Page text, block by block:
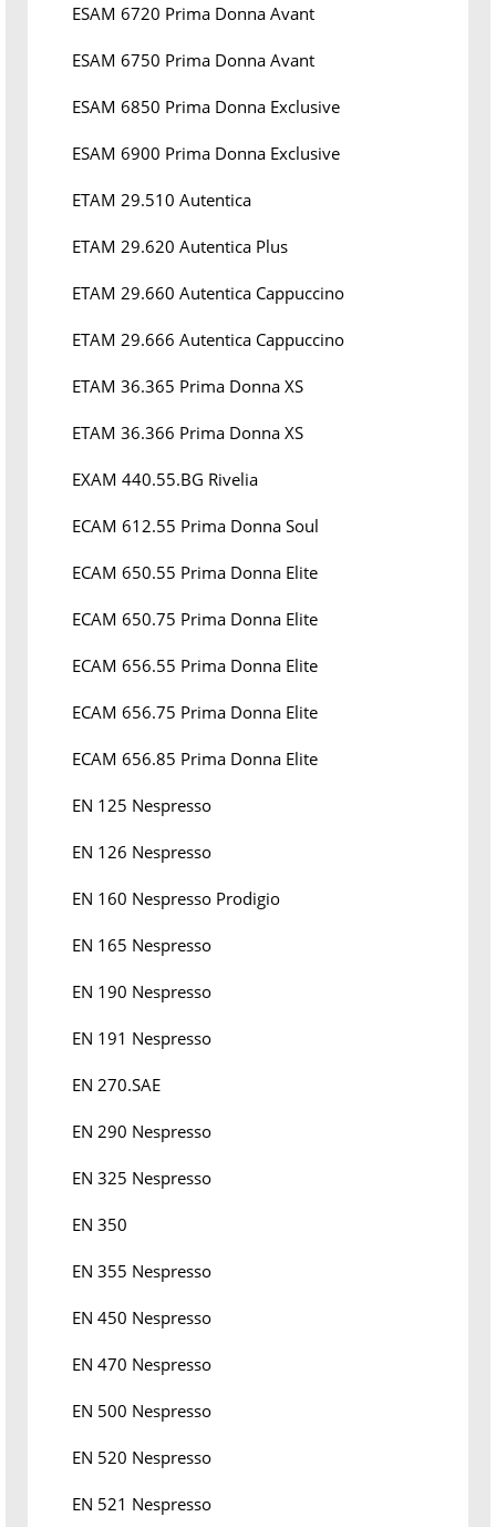
ESAM 6720 Prima Donna Avant
ESAM 6750 Prima Donna Avant
ESAM 6850 Prima Donna Exclusive
ESAM 6900 Prima Donna Exclusive
ETAM 29.510 Autentica
ETAM 29.620 Autentica Plus
ETAM 29.660 Autentica Cappuccino
ETAM 29.666 Autentica Cappuccino
ETAM 36.365 Prima Donna XS
ETAM 36.366 Prima Donna XS
EXAM 440.55.BG Rivelia
ECAM 612.55 Prima Donna Soul
ECAM 650.55 Prima Donna Elite
ECAM 650.75 Prima Donna Elite
ECAM 656.55 Prima Donna Elite
ECAM 656.75 Prima Donna Elite
ECAM 656.85 Prima Donna Elite
EN 125 Nespresso
EN 126 Nespresso
EN 160 Nespresso Prodigio
EN 165 Nespresso
EN 190 Nespresso
EN 191 Nespresso
EN 270.SAE
EN 290 Nespresso
EN 325 Nespresso
EN 350
EN 355 Nespresso
EN 450 Nespresso
EN 470 Nespresso
EN 500 Nespresso
EN 520 Nespresso
EN 521 Nespresso